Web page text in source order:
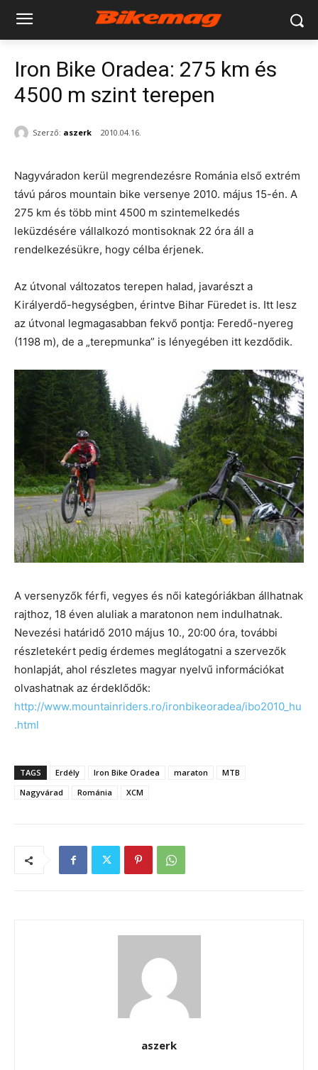
Iron Bike Oradea: 275 km és
4500 m szint terepen
Szerző: aszerk 2010.04.16.
Nagyváradon kerül megrendezésre Románia első extrém
távú páros mountain bike versenye 2010. május 15-én. A
275 km és több mint 4500 m szintemelkedés
leküzdésére vállalkozó montisoknak 22 óra áll a
rendelkezésükre, hogy célba érjenek.
Az útvonal változatos terepen halad, javarészt a
Királyerdő-hegységben, érintve Bihar Füredet is. Itt lesz
az útvonal legmagasabban fekvő pontja: Feredő-nyereg
(1198 m), de a „terepmunka” is lényegében itt kezdődik.
A versenyzők férfi, vegyes és női kategóriákban állhatnak
rajthoz, 18 éven aluliak a maratonon nem indulhatnak.
Nevezési határidő 2010 május 10., 20:00 óra, további
részletekért pedig érdemes meglátogatni a szervezők
honlapját, ahol részletes magyar nyelvű információkat
olvashatnak az érdeklődők:
http://www.mountainriders.ro/ironbikeoradea/ibo2010_hu
.html
TAGS Erdély Iron Bike Oradea maraton
MTB
Nagyvárad
Románia XCM
aszerk